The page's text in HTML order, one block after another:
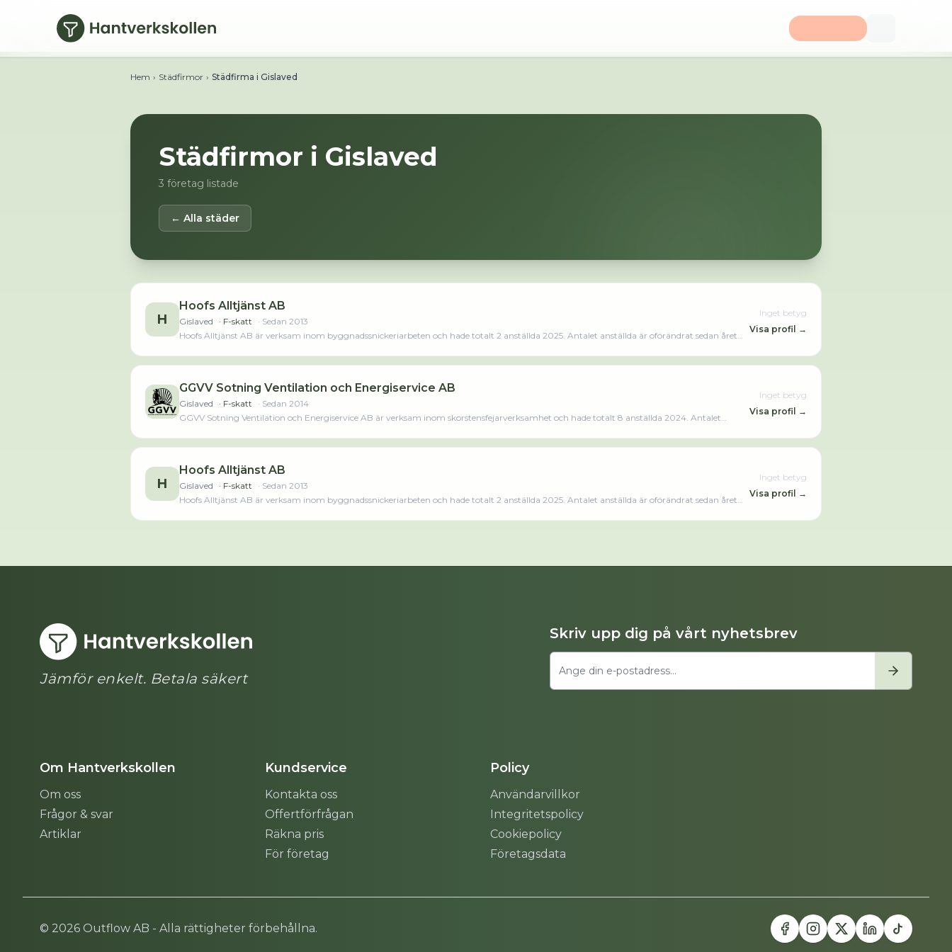
Hoppa till huvudinnehåll
Hem › Städfirmor › Städfirma i Gislaved
Städfirmor i Gislaved
3 företag listade
← Alla städer
H
Hoofs Alltjänst AB
Gislaved · F-skatt · Sedan 2013
Hoofs Alltjänst AB är verksam inom byggnadssnickeriarbeten och hade totalt 2 anställda 2025. Antalet anställda är oförändrat sedan året
merLäs mindre
Inget betyg
Visa profil →
GGVV Sotning Ventilation och Energiservice AB
Gislaved · F-skatt · Sedan 2014
GGVV Sotning Ventilation och Energiservice AB är verksam inom skorstensfejarverksamhet och hade totalt 8 anställda 2024. Antalet
GGVV Sotning Ventilation och Energiservice AB omsatte 6 708 000,00 kr senaste räkenskapsåret (2024).Läs merLäs mindre
Inget betyg
Visa profil →
H
Hoofs Alltjänst AB
Gislaved · F-skatt · Sedan 2013
Hoofs Alltjänst AB är verksam inom byggnadssnickeriarbeten och hade totalt 2 anställda 2025. Antalet anställda är oförändrat sedan året
merLäs mindre
Inget betyg
Visa profil →
Jämför enkelt. Betala säkert
Skriv upp dig på vårt nyhetsbrev
Om Hantverkskollen
Om oss
Frågor & svar
Artiklar
Kundservice
Kontakta oss
Offertförfrågan
Räkna pris
För företag
Policy
Användarvillkor
Integritetspolicy
Cookiepolicy
Företagsdata
© 2026 Outflow AB - Alla rättigheter förbehållna.